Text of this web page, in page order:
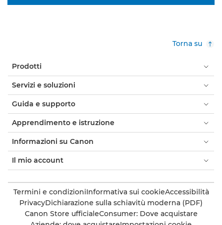
Torna su
Prodotti
Servizi e soluzioni
Guida e supporto
Apprendimento e istruzione
Informazioni su Canon
Il mio account
Termini e condizioniInformativa sui cookieAccessibilità
PrivacyDichiarazione sulla schiavitù moderna (PDF)
Canon Store ufficialeConsumer: Dove acquistare